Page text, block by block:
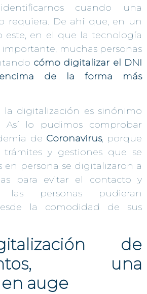
cuando una
requiera. De ahí que, en un
este, en el que la tecnología
importante, muchas personas
cómo digitalizar el DNI
de la forma más
digitalización es sinónimo
Así lo pudimos comprobar
de Coronavirus, porque
y gestiones que se
en persona se digitalizaron a
para evitar el contacto y
personas pudieran
la comodidad de sus
de
una
auge